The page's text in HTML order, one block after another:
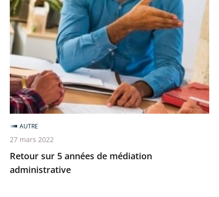
sur
5
années
de
médiation
administrative
Retour sur 5 années de médiation
administrative
AUTRE
27 mars 2022